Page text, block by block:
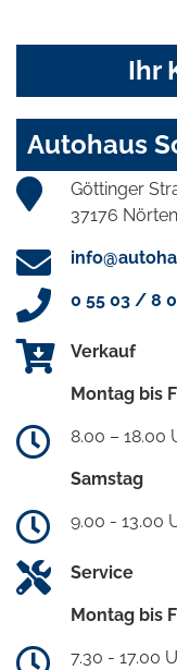
Ihr
Autohaus
Göttinger
37176
0 55 03 / 8
Verkauf
Montag bis
8.00 – 18.00
Samstag
9.00 - 13.00
Service
Montag bis
7.30 - 17.00